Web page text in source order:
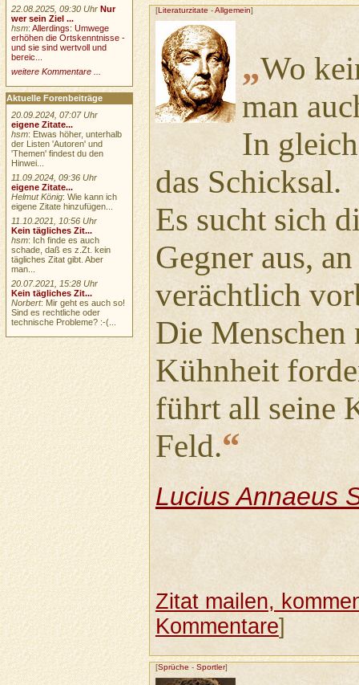
[Literaturzitate -Allgemein]
„Wo
man
In
das Schicksal.
Es sucht sich
Gegner aus,
verächtlich
Die
Kühnheit
führt all seine
Feld.“
Lucius Annaeus
Zitat mailen,
Kommentare]
[Sprüche - Sportler]
22.08.2025, 09:30 Uhr Nur
wer sein Ziel ...
hsm:Allerdings: Umwege
erhöhen die Ortskenntnisse -
und sie sind wertvoll und
bereic...
weitere Kommentare ...
Aktuelle Forenbeiträge
20.09.2024, 07:07 Uhr
eigene Zitate...
hsm: Etwas höher, unterhalb
der Listen 'Autoren' und
'Themen' findest du den
Hinwei...
11.09.2024, 09:36 Uhr
eigene Zitate...
Helmut König: Wie kann ich
eigene Zitate hinzufügen...
11.10.2021, 10:56 Uhr
Kein tägliches Zit...
hsm: Ich finde es auch
schade, daß es z.Zt. kein
tägliches Zitat gibt. Aber
man...
20.07.2021, 15:28 Uhr
Kein tägliches Zit...
Norbert: Mir geht es auch so!
Sind es rechtliche oder
technische Probleme? :-(...